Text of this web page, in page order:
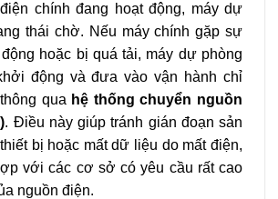
chính đang hoạt động, máy dự
thái chờ. Nếu máy chính gặp sự
hoặc bị quá tải, máy dự phòng
động và đưa vào vận hành chỉ
qua hệ thống chuyển nguồn
. Điều này giúp tránh gián đoạn sản
bị hoặc mất dữ liệu do mất điện,
với các cơ sở có yêu cầu rất cao
nguồn điện.